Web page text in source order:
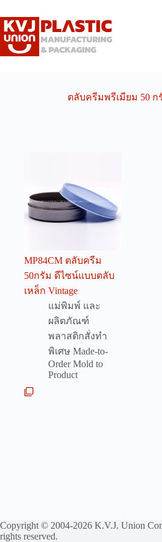
to
content
ตลับครีมพรีเมียม 50 ก
MP84CM ตลับครีม
50กรัม ดีไซน์แบบตลับ
เหล็ก Vintage
แม่พิมพ์ และ
ผลิตภัณฑ์
พลาสติกสั่งทำ
พิเศษ Made-to-
Order Mold to
Product
Copyright © 2004-2026 K.V.J. Union
rights reserved.